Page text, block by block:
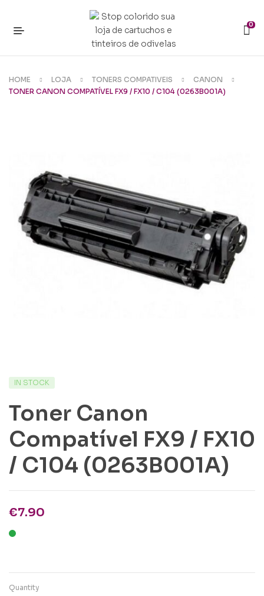
0
HOME LOJA TONERS COMPATIVEIS
CANON
TONER CANON COMPATÍVEL FX9 / FX10 / C104 (0263B001A)
IN STOCK
Toner Canon
Compatível FX9 / FX10
/ C104 (0263B001A)
€7.90
Quantity